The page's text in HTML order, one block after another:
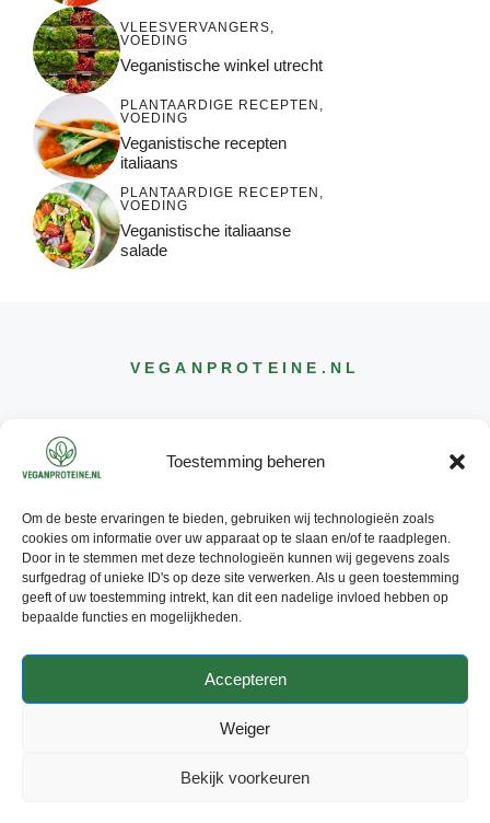
Toestemming beheren
Om de beste ervaringen te bieden, gebruiken wij technologieën zoals
cookies om informatie over uw apparaat op te slaan en/of te raadplegen.
Door in te stemmen met deze technologieën kunnen wij gegevens zoals
surfgedrag of unieke ID's op deze site verwerken. Als u geen toestemming
geeft of uw toestemming intrekt, kan dit een nadelige invloed hebben op
bepaalde functies en mogelijkheden.
Accepteren
Weiger
Bekijk voorkeuren
VLEESVERVANGERS
VOEDING
Veganistische winkel utrecht
PLANTAARDIGE RECEPTEN
VOEDING
Veganistische recepten
italiaans
PLANTAARDIGE RECEPTEN
VOEDING
Veganistische italiaanse
salade
VEGANPROTEINE .NL
CONTACT
INFO@ VEGANPROTEINE.NL
PRIVACY POLICY
CONTACT